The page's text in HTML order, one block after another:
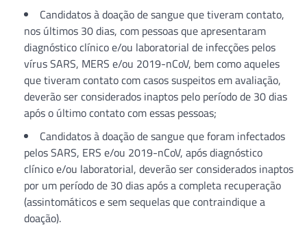
Candidatos à doação de sangue que tiveram contato,
nos últimos 30 dias, com pessoas que apresentaram
diagnóstico clínico e/ou laboratorial de infecções pelos
vírus SARS, MERS e/ou 2019-nCoV, bem como aqueles
que tiveram contato com casos suspeitos em avaliação,
deverão ser considerados inaptos pelo período de 30 dias
após o último contato com essas pessoas;
Candidatos à doação de sangue que foram infectados
pelos SARS, ERS e/ou 2019-nCoV, após diagnóstico
clínico e/ou laboratorial, deverão ser considerados inaptos
por um período de 30 dias após a completa recuperação
(assintomáticos e sem sequelas que contraindique a
doação).